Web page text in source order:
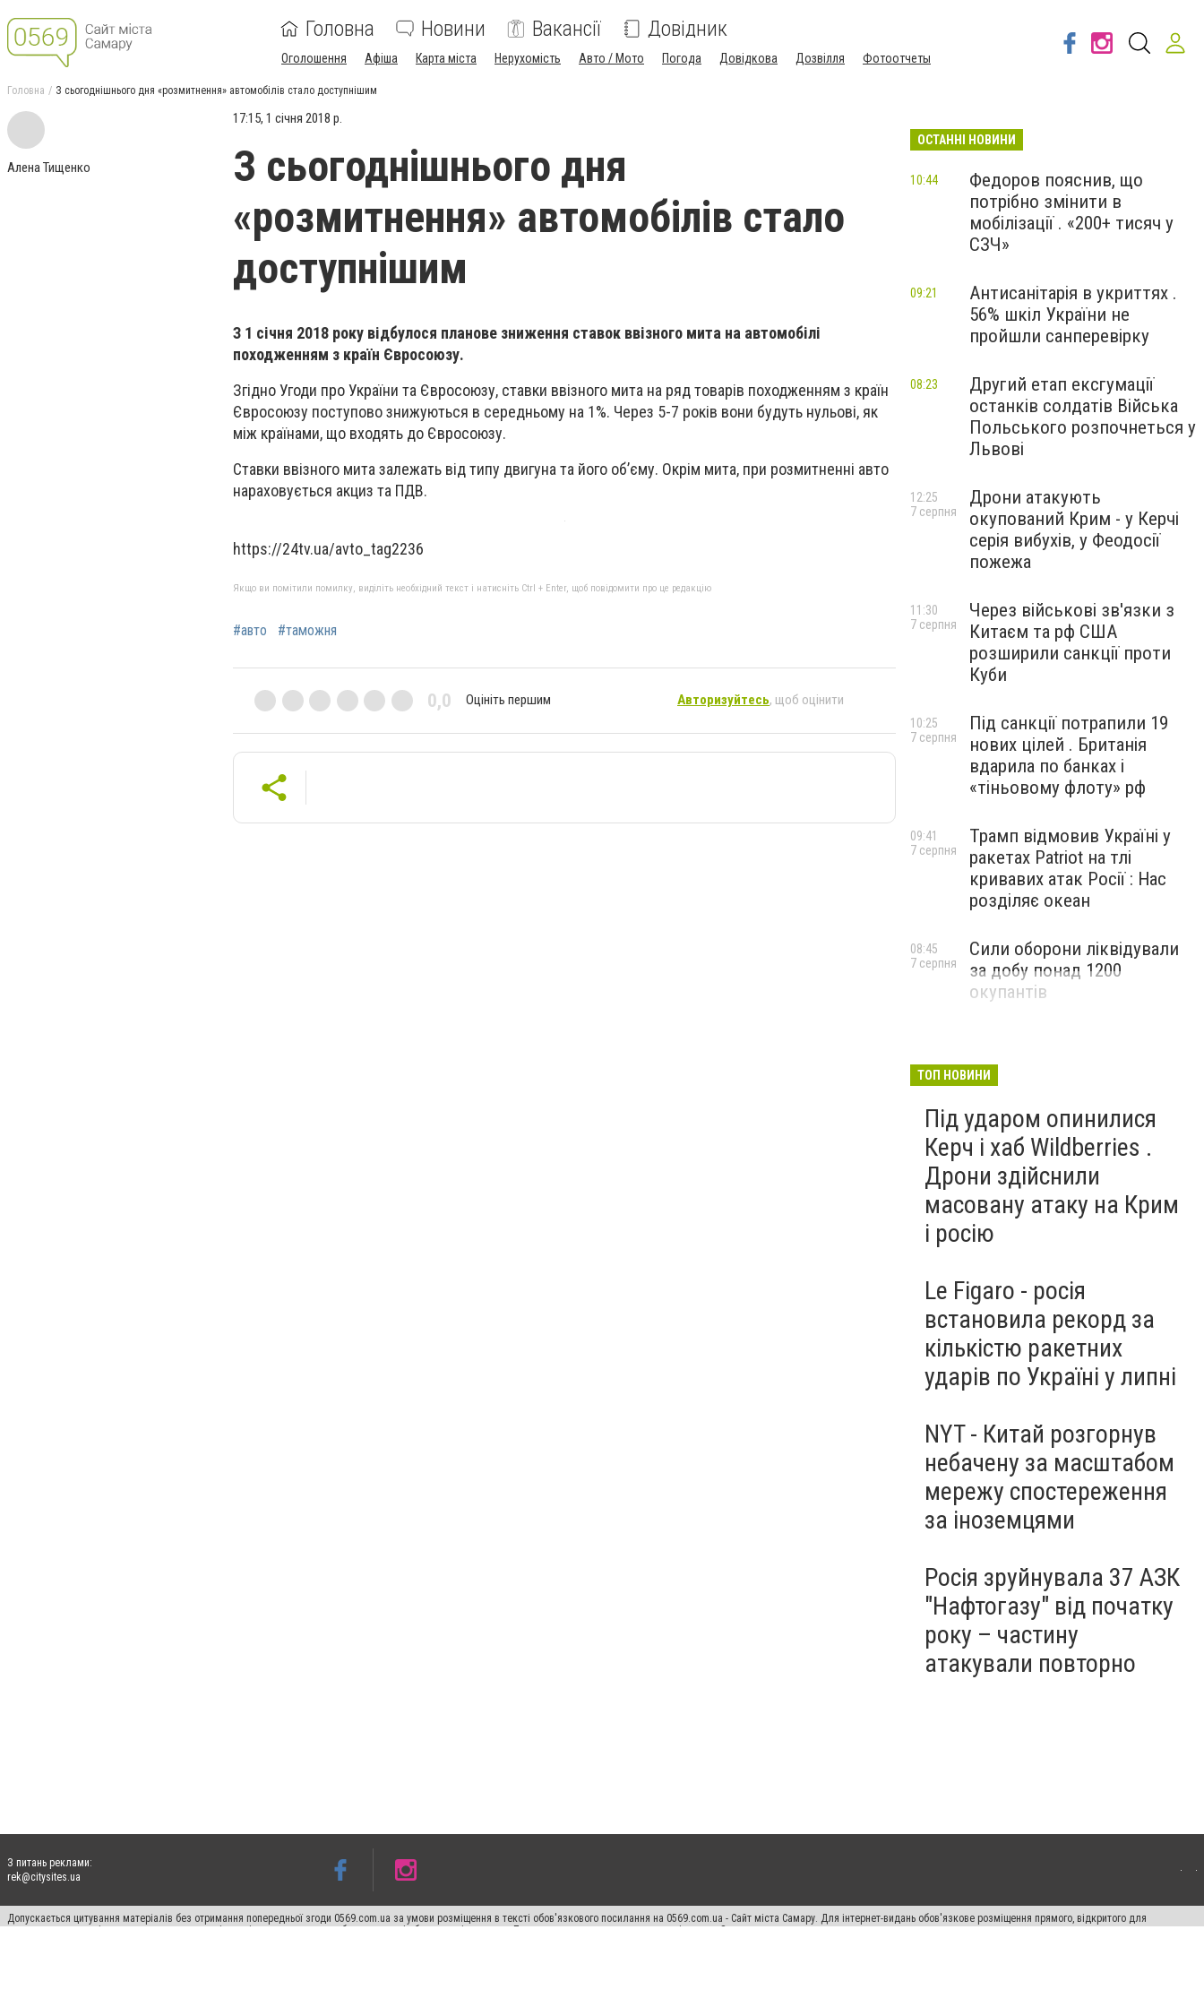
Головна Новини Вакансії Довідник
Оголошення Афіша Карта міста Нерухомість Авто / Мото Погода Довідкова Дозвілля Фотоотчеты
Головна З сьогоднішнього дня «розмитнення» автомобілів стало доступнішим
Алена Тищенко
17:15, 1 січня 2018 р.
З сьогоднішнього дня
«розмитнення» автомобілів стало
доступнішим
З 1 січня 2018 року відбулося планове зниження ставок ввізного мита на автомобілі
походженням з країн Євросоюзу.
Згідно Угоди про України та Євросоюзу, ставки ввізного мита на ряд товарів походженням з країн
Євросоюзу поступово знижуються в середньому на 1%. Через 5-7 років вони будуть нульові, як
між країнами, що входять до Євросоюзу.
Ставки ввізного мита залежать від типу двигуна та його об’єму. Окрім мита, при розмитненні авто
нараховується акциз та ПДВ.
https://24tv.ua/avto_tag2236
Якщо ви помітили помилку, виділіть необхідний текст і натисніть Ctrl + Enter, щоб повідомити про це редакцію
#авто #таможня
0,0 Оцініть першим Авторизуйтесь, щоб оцінити
ОСТАННІ НОВИНИ
Федоров пояснив, що
потрібно змінити в
мобілізації . «200+ тисяч у
СЗЧ»
10:44
Антисанітарія в укриттях .
56% шкіл України не
пройшли санперевірку
09:21
Другий етап ексгумації
останків солдатів Війська
Польського розпочнеться у
Львові
08:23
Дрони атакують
окупований Крим - у Керчі
серія вибухів, у Феодосії
пожежа
12:25
7 серпня
Через військові зв'язки з
Китаєм та рф США
розширили санкції проти
Куби
11:30
7 серпня
Під санкції потрапили 19
нових цілей . Британія
вдарила по банках і
«тіньовому флоту» рф
10:25
7 серпня
Трамп відмовив Україні у
ракетах Patriot на тлі
кривавих атак Росії : Нас
розділяє океан
09:41
7 серпня
Сили оборони ліквідували
за добу понад 1200
окупантів
08:45
7 серпня
ТОП НОВИНИ
Під ударом опинилися
Керч і хаб Wildberries .
Дрони здійснили
масовану атаку на Крим
і росію
Le Figaro - росія
встановила рекорд за
кількістю ракетних
ударів по Україні у липні
NYT - Китай розгорнув
небачену за масштабом
мережу спостереження
за іноземцями
Росія зруйнувала 37 АЗК
"Нафтогазу" від початку
року – частину
атакували повторно
З питань реклами:
rek@citysites.ua
Допускається цитування матеріалів без отримання попередньої згоди 0569.com.ua за умови розміщення в тексті обов'язкового посилання на 0569.com.ua - Сайт міста Самару. Для інтернет-видань обов'язкове розміщення прямого, відкритого для
пошукових систем гіперпосилання на цитовані статті не нижче другого абзацу в тексті або в якості джерела. Порушення виняткових прав переслідується Законом.